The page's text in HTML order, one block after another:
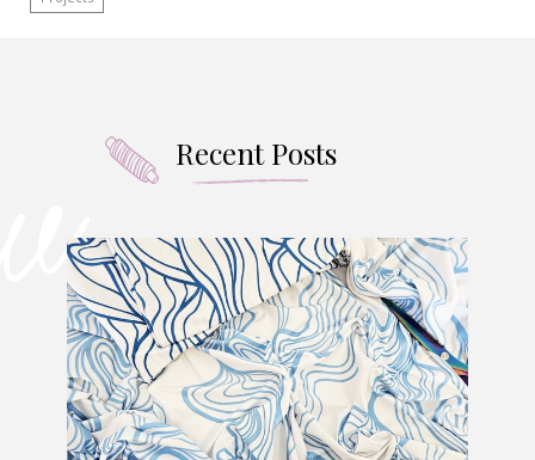
Recent Posts